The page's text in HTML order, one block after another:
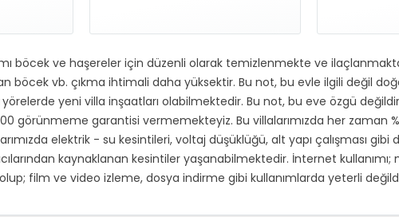
böcek ve haşereler için düzenli olarak temizlenmekte ve
böcek vb. çıkma ihtimali daha yüksektir. Bu not, bu evle ilgili değil
yeni villa inşaatları olabilmektedir. Bu not, bu eve özgü
görünmeme garantisi vermemekteyiz. Bu villalarımızda her zaman
elektrik - su kesintileri, voltaj düşüklüğü, alt yapı çalışması gibi
kaynaklanan kesintiler yaşanabilmektedir. İnternet
film ve video izleme, dosya indirme gibi kullanımlarda yeterli